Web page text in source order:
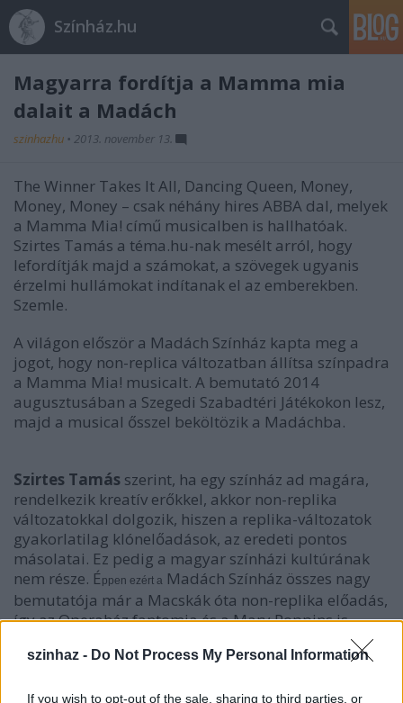
szinhaz - Do Not Process My Personal Information
If you wish to opt-out of the sale, sharing to third parties, or
Színház.hu
Magyarra fordítja a Mamma mia
dalait a Madách
szinhazhu • 2013. november 13.
The Winner Takes It All, Dancing Queen, Money,
Money, Money – csak néhány hires ABBA dal, melyek
a Mamma Mia! című musicalben is hallhatóak.
Szirtes Tamás a téma.hu-nak mesélt arról, hogy
lefordítják majd a számokat, a szövegek ugyanis
érzelmi hullámokat indítanak el az emberekben.
Szemle.
A világon először a Madách Színház kapta meg a
jogot, hogy non-replica változatban állítsa színpadra
a Mamma Mia! musicalt. A bemutató 2014
augusztusában a Szegedi Szabadtéri Játékokon lesz,
majd a musical ősszel beköltözik a Madáchba.
Szirtes Tamás szerint, ha egy színház ad magára,
rendelkezik kreatív erőkkel, akkor non-replika
változatokkal dolgozik, hiszen a replika-változatok
gyakorlatilag klónelőadások, az eredeti pontos
másolatai. Ez pedig a magyar színházi kultúrának
nem része. Éppen ezért a Madách Színház összes nagy
bemutatója már a Macskák óta non-replika előadás,
így az Operaház fantomja és a Mary Poppins is.